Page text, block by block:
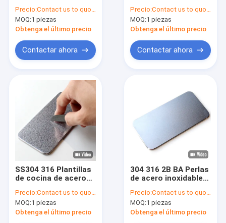
de azúcar.
Precio:Contact us to quote
MOQ:1 piezas
Obtenga el último precio
Contactar ahora
anti-rasguño 0.5mm
de acero inoxidable
Precio:Contact us to quote
MOQ:1 piezas
Obtenga el último precio
Contactar ahora
SS304 316 Plantillas
de cocina de acero
resistentes a los
arañazos
Precio:Contact us to quote
MOQ:1 piezas
Obtenga el último precio
304 316 2B BA Perlas
de acero inoxidable
acabado Resistente
a los arañazos del
fregadero de cocina
Precio:Contact us to quote
MOQ:1 piezas
Obtenga el último precio